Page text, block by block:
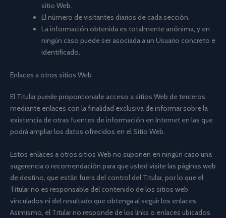
sitio Web.
El número de visitantes diarios de cada sección.
La información obtenida es totalmente anónima, y en
ningún caso puede ser asociada a un Usuario concreto e
identificado.
Enlaces a otros sitios Web
El Titular puede proporcionarle acceso a sitios Web de terceros
mediante enlaces con la finalidad exclusiva de informar sobre la
existencia de otras fuentes de información en Internet en las que
podrá ampliar los datos ofrecidos en el Sitio Web.
Estos enlaces a otros sitios Web no suponen en ningún caso una
sugerencia o recomendación para que usted visite las páginas web
de destino, que están fuera del control del Titular, por lo que el
Titular no es responsable del contenido de los sitios web
vinculados ni del resultado que obtenga al seguir los enlaces.
Asimismo, el Titular no responde de los links o enlaces ubicados